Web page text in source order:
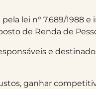
lei n° 7.689/1988
de Renda de
e
ganhar